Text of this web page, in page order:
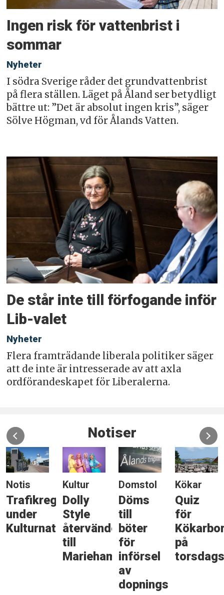
Ingen risk för vattenbrist i
sommar
Nyheter
I södra Sverige råder det grundvattenbrist
på flera ställen. Läget på Åland ser betydligt
bättre ut: ”Det är absolut ingen kris”, säger
Sölve Högman, vd för Ålands Vatten.
De står inte till förfogande inför
Lib-valet
Nyheter
Flera framträdande liberala politiker säger
att de inte är intresserade av att axla
ordförandeskapet för Liberalerna.
Notiser
Notis
Trafikreglering
under
Kulturnatten
Kultur
Dolly
Style
återvänder
till
Mariehamn
Domstol
Döms
till
böter
för
införsel
av
dopningsmedel
Kökar
Quiz
för
på